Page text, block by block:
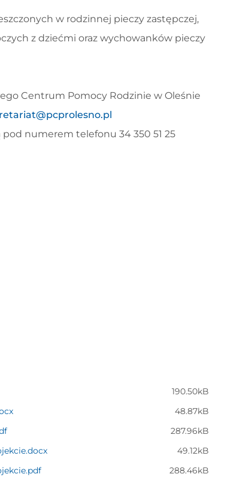
w rodzinnej pieczy zastępczej,
z dziećmi oraz wychowanków pieczy
Centrum Pomocy Rodzinie w Oleśnie
numerem telefonu 34 350 51 25
190.50kB
48.87kB
287.96kB
49.12kB
288.46kB